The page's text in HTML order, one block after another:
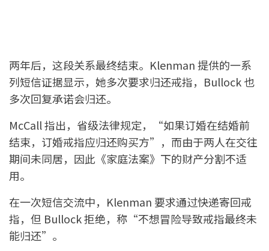
两年后，这段关系最终结束。Klenman 提供的一系
列短信证据显示，她多次要求归还戒指，Bullock 也
多次回复承诺会归还。
McCall 指出，省级法律规定，“如果订婚在结婚前
结束，订婚戒指应归还购买方”，而由于两人在交往
期间未同居，因此《家庭法案》下的财产分割不适
用。
在一次短信交流中，Klenman 要求通过快递寄回戒
指，但 Bullock 拒绝，称“不想冒险导致戒指最终未
能归还”。